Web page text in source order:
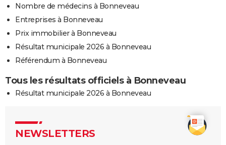
Nombre de médecins à Bonneveau
Entreprises à Bonneveau
Prix immobilier à Bonneveau
Résultat municipale 2026 à Bonneveau
Référendum à Bonneveau
Tous les résultats officiels à Bonneveau
Résultat municipale 2026 à Bonneveau
NEWSLETTERS